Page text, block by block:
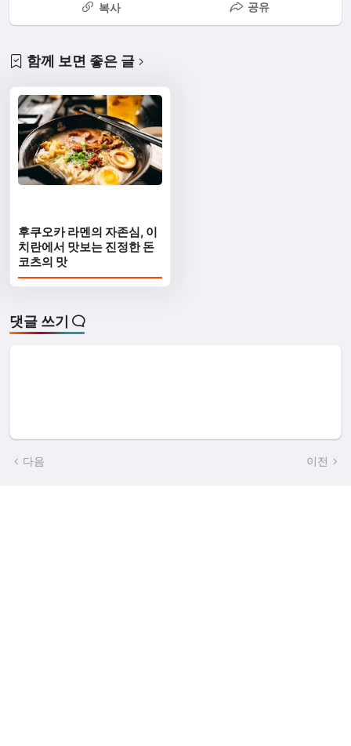
복사 공유
함께 보면 좋은 글
후쿠오카 라멘의 자존심, 이
치란에서 맛보는 진정한 돈
코츠의 맛
댓글 쓰기
다음 이전